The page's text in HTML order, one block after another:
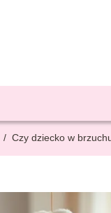
/ Czy dziecko w